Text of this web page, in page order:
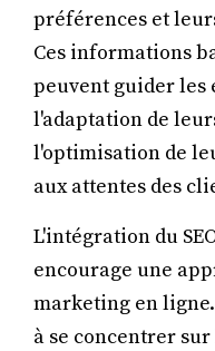
préférences et
Ces informations
peuvent guider les
l'adaptation de
l'optimisation de
aux attentes des
L'intégration du
encourage une
marketing en
à se concentrer